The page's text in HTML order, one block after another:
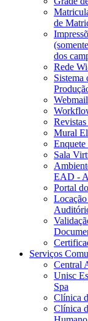
de
dos
Rede
Sistema
Webmail
Mural
Enquete
Sala
EAD -
Portal
Locação
Serviços
Central
Unisc
Spa
Clínica
Clínica